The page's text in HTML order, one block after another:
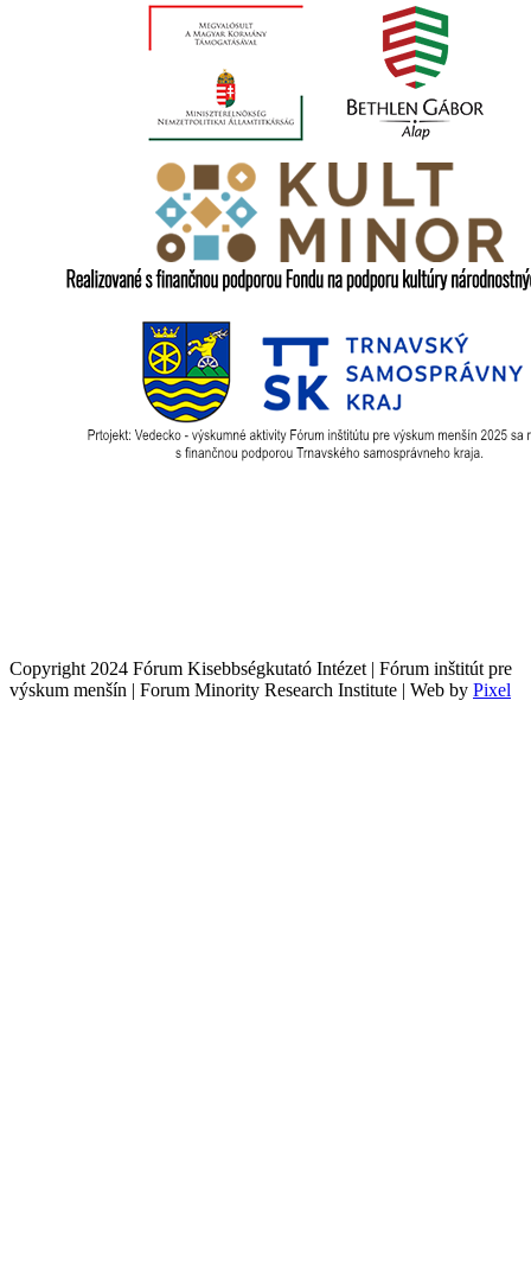
Copyright 2024 Fórum Kisebbségkutató Intézet | Fórum inštitút pre
výskum menšín | Forum Minority Research Institute | Web by Pixel